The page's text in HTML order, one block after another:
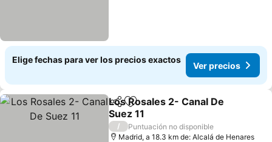
Elige fechas para ver los precios exactos
Ver precios
CompartirAgregar a favoritos
Los Rosales 2- Canal De
Suez 11
/
Puntuación no disponible
Madrid, a 18.3 km de: Alcalá de Henares